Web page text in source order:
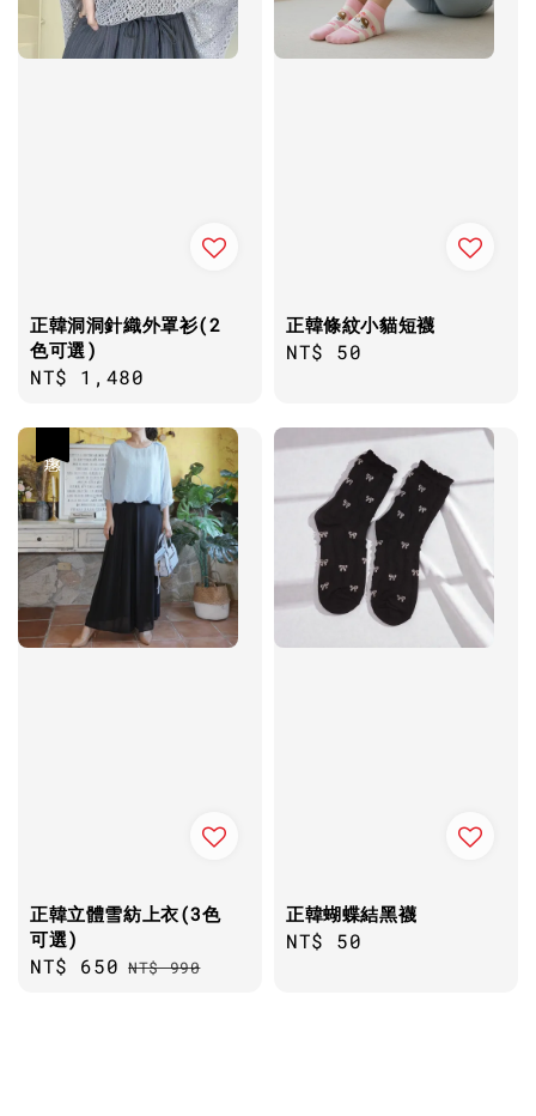
正韓洞洞針織外罩衫(2
色可選)
Regular
NT$ 1,480
正韓條紋小貓短襪
Regular
NT$ 50
正韓立體雪紡上衣(3色
可選)
Sale
NT$ 650 Regular
NT$ 990
正韓蝴蝶結黑襪
Regular
NT$ 50